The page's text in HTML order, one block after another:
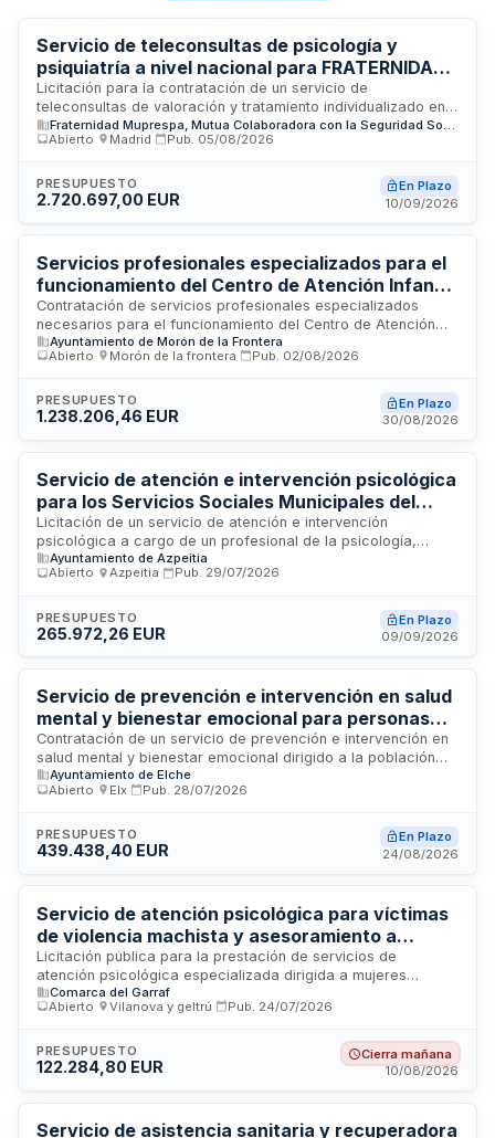
Servicio de teleconsultas de psicología y
psiquiatría a nivel nacional para FRATERNIDAD-
MUPRESPA
Licitación para la contratación de un servicio de
teleconsultas de valoración y tratamiento individualizado en
psicología y psiquiatría a nivel nacional. FRATERNIDAD-
MUPRESPA requiere una empresa proveedora que disponga
humanos cualificados, infraestructura tecnológica segura
conforme a normativa de protección de datos, y capacidad
consulta virtual, garantizando disponibilidad de medios
técnicos adecuados al volumen asistencial.
Abierto
Madrid Pub. 05/08/2026
PRESUPUESTO
2.720.697,00 EUR
En Plazo
10/09/2026
Servicios profesionales especializados para el
funcionamiento del Centro de Atención Infantil
Temprana de Morón de la Frontera
Contratación de servicios profesionales especializados
necesarios para el funcionamiento del Centro de Atención
Infantil Temprana de Morón de la Frontera y su comarca. Los
servicios comprenden la prestación de disciplinas
usuarios y sus familias, garantizando la continuidad del
servicio público delegado de atención infantil temprana
normativa autonómica aplicable.
Ayuntamiento de Morón de la Frontera
Abierto
Morón de la frontera Pub. 02/08/2026
PRESUPUESTO
1.238.206,46 EUR
En Plazo
30/08/2026
Servicio de atención e intervención psicológica
para los Servicios Sociales Municipales del
Ayuntamiento de Azpeitia
Licitación de un servicio de atención e intervención
psicológica a cargo de un profesional de la psicología,
integrado en los Servicios Sociales Municipales del
Ayuntamiento de Azpeitia. El servicio se desarrollará
pliego de condiciones, dentro de los términos y duración
especificados en el contrato.
Ayuntamiento de Azpeitia
Abierto
Azpeitia Pub. 29/07/2026
PRESUPUESTO
265.972,26 EUR
En Plazo
09/09/2026
Servicio de prevención e intervención en salud
mental y bienestar emocional para personas
jóvenes de 12 a 30 años
Contratación de un servicio de prevención e intervención en
salud mental y bienestar emocional dirigido a la población
joven entre 12 y 30 años. El contrato incluye la ejecución de
actividades y prestaciones de apoyo psicosocial
particulares, con el objetivo de satisfacer las necesidades
administrativas de salud mental identificadas para este
Ayuntamiento de Elche
Abierto
Elx Pub. 28/07/2026
PRESUPUESTO
439.438,40 EUR
En Plazo
24/08/2026
Servicio de atención psicológica para víctimas
de violencia machista y asesoramiento a
jóvenes en municipios de la comarca del Garraf
Licitación pública para la prestación de servicios de
atención psicológica especializada dirigida a mujeres
víctimas de violencias machistas y orientación psicológica
para jóvenes y adolescentes en los municipios de Canyelles,
diferenciados, ambos con duración inicial de un año
prorrogable hasta tres años adicionales, sujeto a
acreditada en servicios psicológicos similares durante los
últimos tres años.
Comarca del Garraf
Abierto
Vilanova y geltrú Pub. 24/07/2026
PRESUPUESTO
122.284,80 EUR
Cierra mañana
10/08/2026
Servicio de asistencia sanitaria y recuperadora